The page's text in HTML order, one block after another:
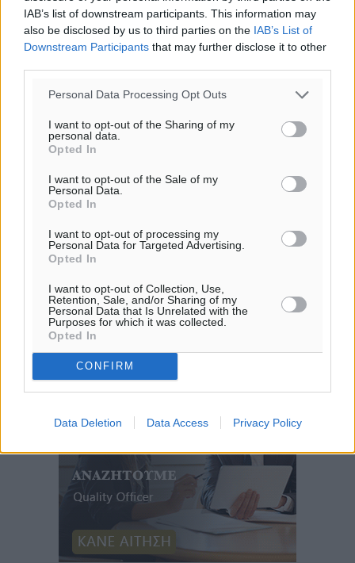
IAB’s list of downstream participants. This information may
also be disclosed by us to third parties on the IAB’s List of
Downstream Participants that may further disclose it to other
Personal Data Processing Opt Outs
I want to opt-out of the Sharing of my
personal data.
Opted In
I want to opt-out of the Sale of my
Personal Data.
Opted In
I want to opt-out of processing my
Personal Data for Targeted Advertising.
Opted In
I want to opt-out of Collection, Use,
Retention, Sale, and/or Sharing of my
Personal Data that Is Unrelated with the
Purposes for which it was collected.
Opted In
CONFIRM
Data Deletion Data Access Privacy Policy